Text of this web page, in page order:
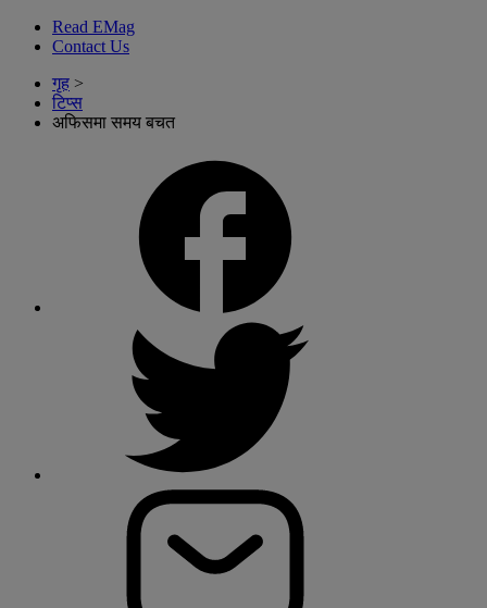
Read EMag
Contact Us
गृह >
टिप्स
अफिसमा समय बचत